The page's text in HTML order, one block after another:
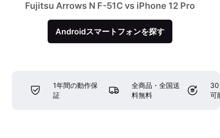
Fujitsu Arrows N F-51C vs iPhone 12 Pro
Androidスマートフォンを探す
1年間の動作保
証
全商品・全国送
料無料
30
可